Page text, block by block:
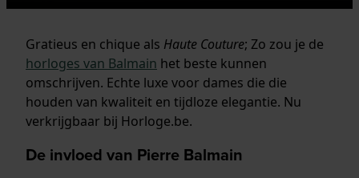
Gratieus en chique als Haute Couture; Zo zou je de
horloges van Balmain het beste kunnen
omschrijven. Echte luxe voor dames die die
houden van kwaliteit en tijdloze elegantie. Nu
verkrijgbaar bij Horloge.be.
De invloed van Pierre Balmain